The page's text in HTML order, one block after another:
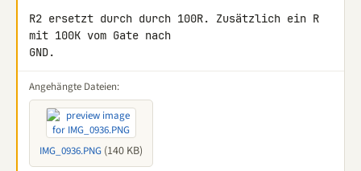
R2 ersetzt durch durch 100R. Zusätzlich ein R
mit 100K vom Gate nach
GND.
Angehängte Dateien:
IMG_0936.PNG (140 KB)